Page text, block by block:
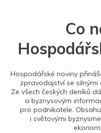
Co
Hospodářské noviny
zpravodajství se
Ze všech českých deníků
a byznysovým
pro podnikatele.
i světovými